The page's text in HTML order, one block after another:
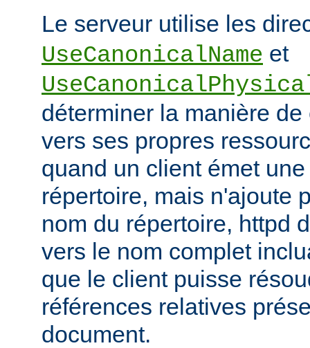
Le serveur utilise les
UseCanonicalName et
déterminer la manière
vers ses propres
quand un client émet
répertoire, mais n'ajoute
nom du répertoire, httpd
vers le nom complet
que le client puisse
références relatives
document.